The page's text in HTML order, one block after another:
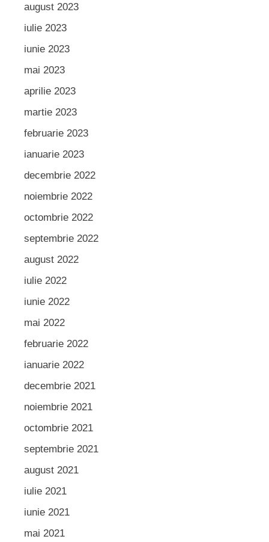
august 2023
iulie 2023
iunie 2023
mai 2023
aprilie 2023
martie 2023
februarie 2023
ianuarie 2023
decembrie 2022
noiembrie 2022
octombrie 2022
septembrie 2022
august 2022
iulie 2022
iunie 2022
mai 2022
februarie 2022
ianuarie 2022
decembrie 2021
noiembrie 2021
octombrie 2021
septembrie 2021
august 2021
iulie 2021
iunie 2021
mai 2021